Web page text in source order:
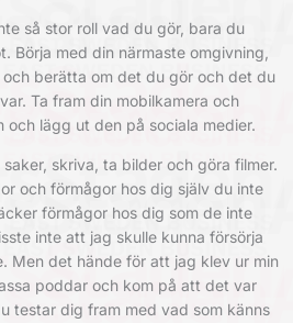
så stor roll vad du gör, bara du
Börja med din närmaste omgivning,
berätta om det du gör och det du
Ta fram din mobilkamera och
lägg ut den på sociala medier.
skriva, ta bilder och göra filmer.
och förmågor hos dig själv du inte
förmågor hos dig som de inte
inte att jag skulle kunna försörja
Men det hände för att jag klev ur min
poddar och kom på att det var
testar dig fram med vad som känns